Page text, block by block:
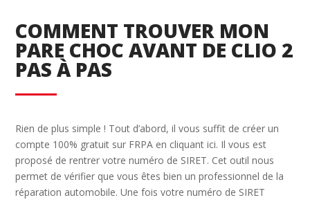
COMMENT TROUVER MON
PARE CHOC AVANT DE CLIO 2
PAS À PAS
Rien de plus simple ! Tout d’abord, il vous suffit de créer un
compte 100% gratuit sur FRPA en cliquant ici. Il vous est
proposé de rentrer votre numéro de SIRET. Cet outil nous
permet de vérifier que vous êtes bien un professionnel de la
réparation automobile. Une fois votre numéro de SIRET